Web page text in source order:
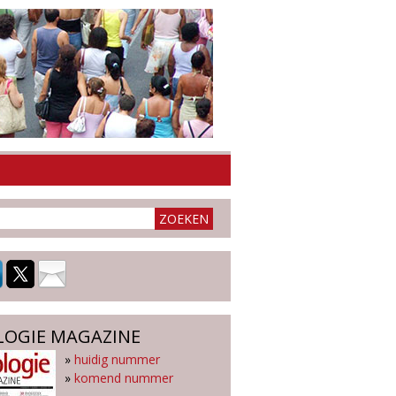
MAGAZINE
» huidig nummer
» komend nummer